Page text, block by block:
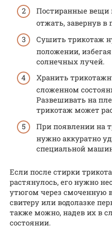
Постиранные вещи
отжать, завернув в
Сушить трикотаж
положении,
солнечных лучей.
Хранить
сложенном
Развешивать на
трикотаж может
При появлении на
нужно аккуратно
специальной
Если после стирки
растянулось, его нужно
утюгом через смоченную
свитеру или водолазке
также можно, надев их в
состоянии.